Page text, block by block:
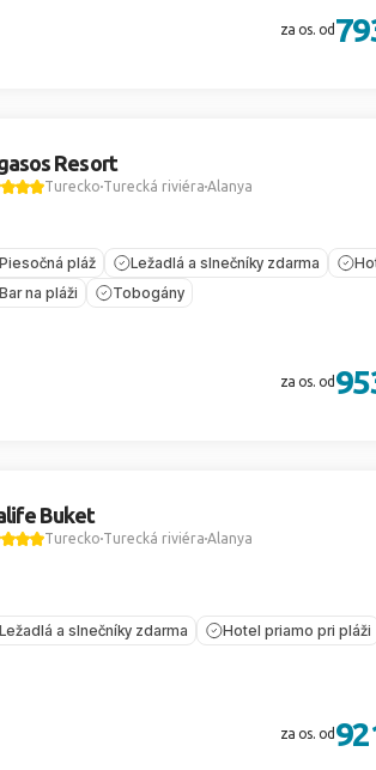
za os. od
Resort
TureckoTurecká riviéraAlanya
pláž Ležadlá a slnečníky zdarma
na pláži
Tobogány
za os. od
Buket
TureckoTurecká riviéraAlanya
a slnečníky zdarma Hotel priamo pri pláži
za os. od